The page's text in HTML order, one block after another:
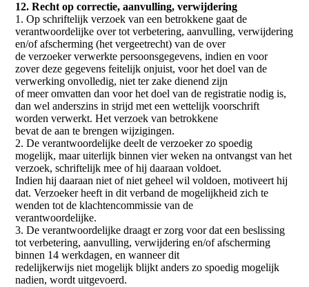
12. Recht op correctie, aanvulling, verwijdering
1. Op schriftelijk verzoek van een betrokkene gaat de
verantwoordelijke over tot verbetering, aanvulling, verwijdering
en/of afscherming (het vergeetrecht) van de over
de verzoeker verwerkte persoonsgegevens, indien en voor
zover deze gegevens feitelijk onjuist, voor het doel van de
verwerking onvolledig, niet ter zake dienend zijn
of meer omvatten dan voor het doel van de registratie nodig is,
dan wel anderszins in strijd met een wettelijk voorschrift
worden verwerkt. Het verzoek van betrokkene
bevat de aan te brengen wijzigingen.
2. De verantwoordelijke deelt de verzoeker zo spoedig
mogelijk, maar uiterlijk binnen vier weken na ontvangst van het
verzoek, schriftelijk mee of hij daaraan voldoet.
Indien hij daaraan niet of niet geheel wil voldoen, motiveert hij
dat. Verzoeker heeft in dit verband de mogelijkheid zich te
wenden tot de klachtencommissie van de
verantwoordelijke.
3. De verantwoordelijke draagt er zorg voor dat een beslissing
tot verbetering, aanvulling, verwijdering en/of afscherming
binnen 14 werkdagen, en wanneer dit
redelijkerwijs niet mogelijk blijkt anders zo spoedig mogelijk
nadien, wordt uitgevoerd.